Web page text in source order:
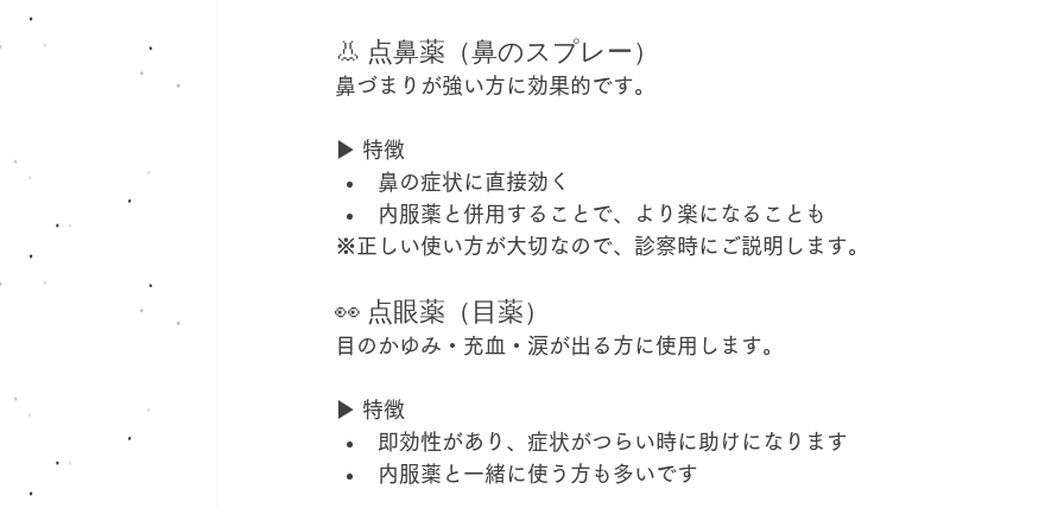
👃 点鼻薬（鼻のスプレー）
鼻づまりが強い方に効果的です。
▶ 特徴
鼻の症状に直接効く
内服薬と併用することで、より楽になることも
※正しい使い方が大切なので、診察時にご説明します。
👀 点眼薬（目薬）
目のかゆみ・充血・涙が出る方に使用します。
▶ 特徴
即効性があり、症状がつらい時に助けになります
内服薬と一緒に使う方も多いです